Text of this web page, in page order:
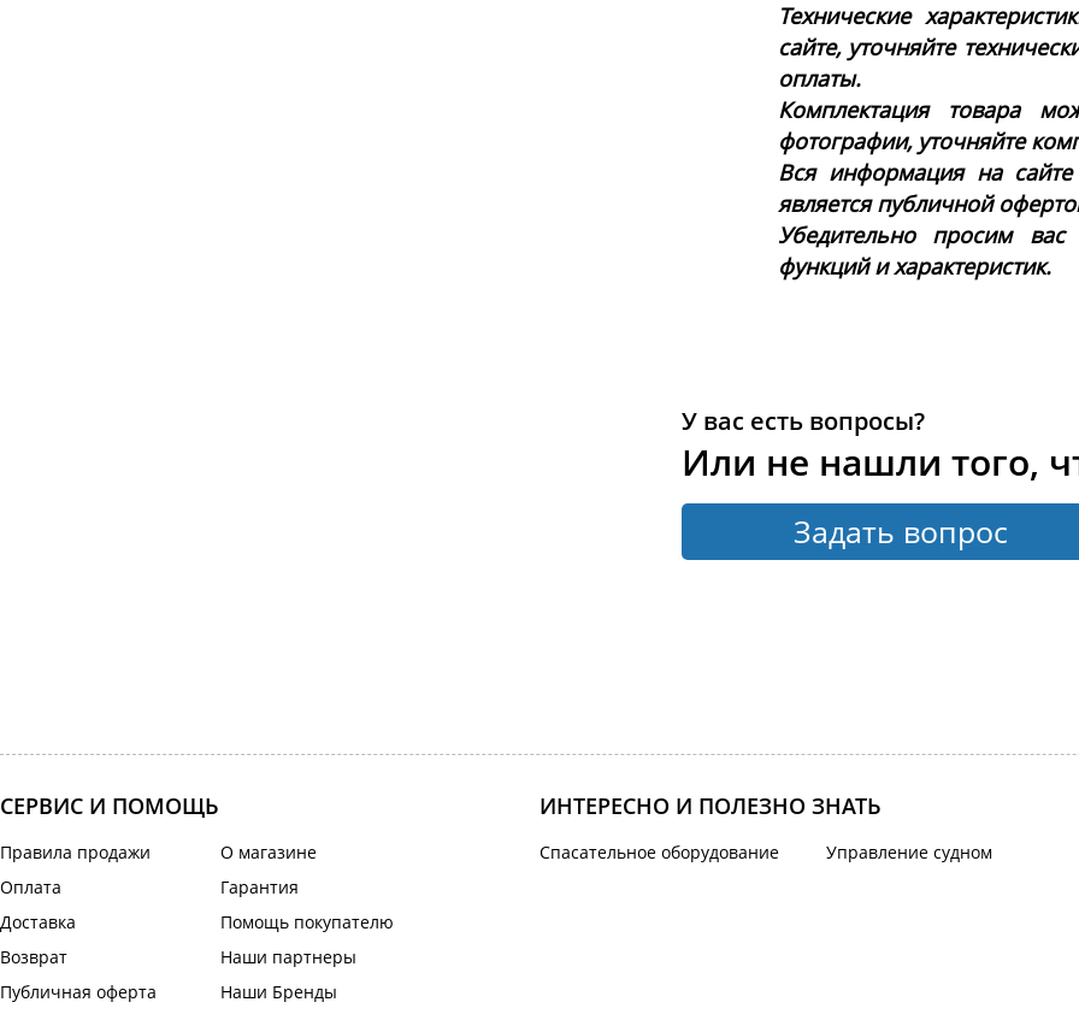
Технические
сайте, уточняйте
оплаты.
Комплектация товара
фотографии, уточняйте
Вся информация на
является публичной
Убедительно просим
функций и характеристик.
У вас есть вопросы?
Или не нашли того,
Задать вопрос
СЕРВИС И ПОМОЩЬ
Правила продажи
Оплата
Доставка
Возврат
Публичная оферта
О магазине
Гарантия
Помощь покупателю
Наши партнеры
Наши Бренды
ИНТЕРЕСНО И ПОЛЕЗНО ЗНАТЬ
Спасательное оборудование Управление судном